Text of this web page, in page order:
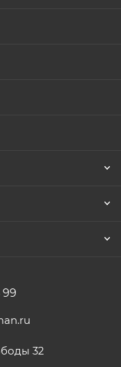
99
32